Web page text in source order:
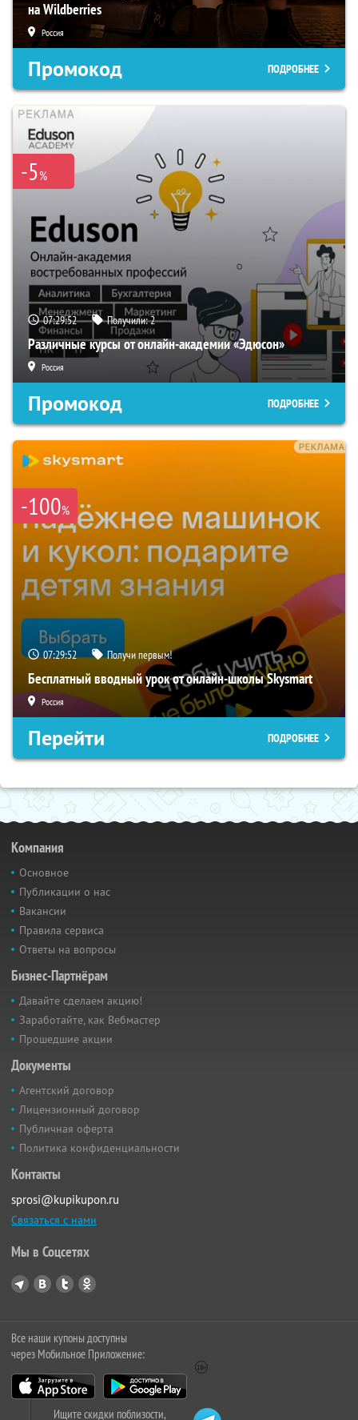
на Wildberries
Россия
Промокод ПОДРОБНЕЕ
-5%
07:29:50 Получили:2
Различные курсы от онлайн-академии «Эдюсон»
Россия
Промокод ПОДРОБНЕЕ
-100%
07:29:50 Получи первым!
Бесплатный вводный урок от онлайн-школы Skysmart
Россия
Перейти ПОДРОБНЕЕ
Компания
Основное
Публикации о нас
Вакансии
Правила сервиса
Ответы на вопросы
Бизнес-Партнёрам
Давайте сделаем акцию!
Заработайте, как Вебмастер
Прошедшие акции
Документы
Агентский договор
Лицензионный договор
Публичная оферта
Политика конфиденциальности
Контакты
sprosi@kupikupon.ru
Связаться с нами
Мы в Соцсетях
Все наши купоны доступны
через Мобильное Приложение:
Ищите скидки поблизости,